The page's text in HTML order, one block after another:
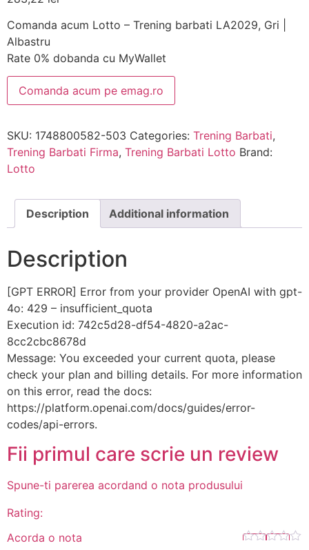
Comanda acum Lotto – Trening barbati LA2029, Gri |
Albastru
Rate 0% dobanda cu MyWallet
Comanda acum pe emag.ro
SKU: 1748800582-503 Categories: Trening Barbati,
Trening Barbati Firma, Trening Barbati Lotto Brand:
Lotto
Description Additional information
Description
[GPT ERROR] Error from your provider OpenAI with gpt-
4o: 429 – insufficient_quota
Execution id: 742c5d28-df54-4820-a2ac-
8cc2cbc8678d
Message: You exceeded your current quota, please
check your plan and billing details. For more information
on this error, read the docs:
https://platform.openai.com/docs/guides/error-
codes/api-errors.
Fii primul care scrie un review
Spune-ti parerea acordand o nota produsului
Rating:
Acorda o nota